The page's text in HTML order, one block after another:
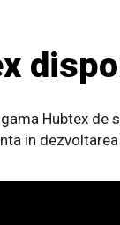
gama Hubtex
in